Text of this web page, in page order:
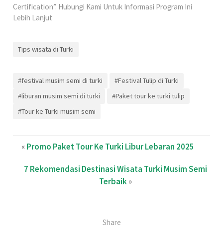
Share
Certification”. Hubungi Kami Untuk Informasi Program Ini
Lebih Lanjut
Tips wisata di Turki
#festival musim semi di turki
#Festival Tulip di Turki
#liburan musim semi di turki
#Paket tour ke turki tulip
#Tour ke Turki musim semi
«Promo Paket Tour Ke Turki Libur Lebaran 2025
7 Rekomendasi Destinasi Wisata Turki Musim Semi
Terbaik»